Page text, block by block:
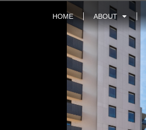
HOME ABOUT